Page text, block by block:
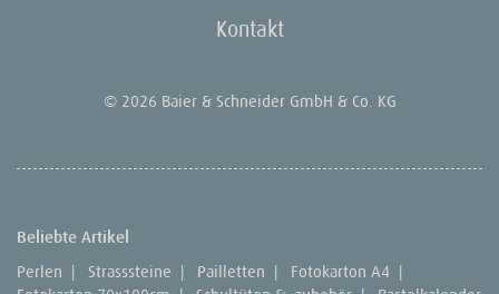
Kontakt
© 2026 Baier & Schneider GmbH & Co. KG
Beliebte Artikel
Perlen | Strasssteine | Pailletten | Fotokarton A4 |